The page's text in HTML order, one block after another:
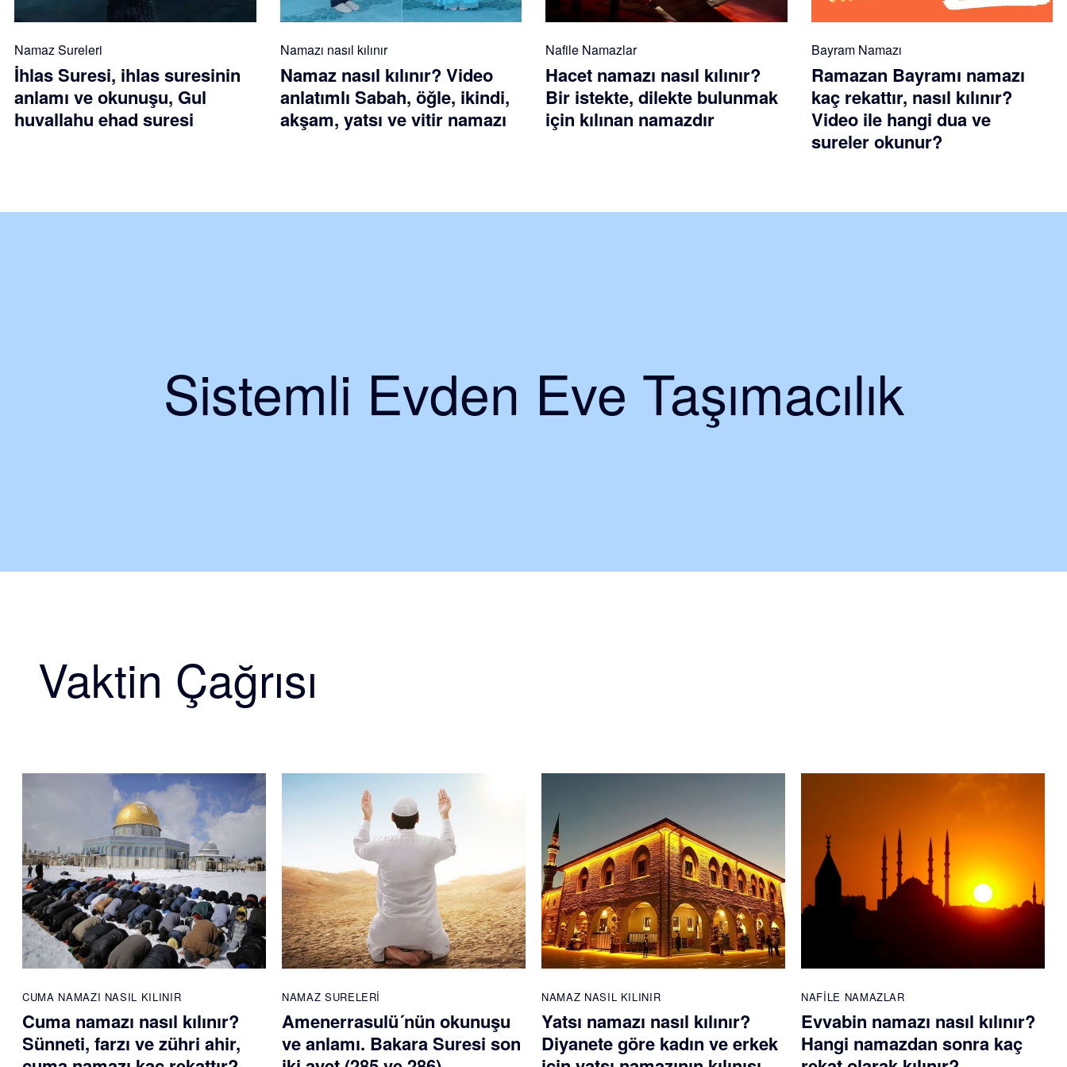
Namaz Sureleri
İhlas Suresi, ihlas suresinin
anlamı ve okunuşu, Gul
huvallahu ehad suresi
Namazı nasıl kılınır
Namaz nasıl kılınır? Video
anlatımlı Sabah, öğle, ikindi,
akşam, yatsı ve vitir namazı
Nafile Namazlar
Hacet namazı nasıl kılınır?
Bir istekte, dilekte bulunmak
için kılınan namazdır
Bayram Namazı
Ramazan Bayramı namazı
kaç rekattır, nasıl kılınır?
Video ile hangi dua ve
sureler okunur?
Sistemli Evden Eve Taşımacılık
Vaktin Çağrısı
CUMA NAMAZI NASIL KILINIR
Cuma namazı nasıl kılınır?
Sünneti, farzı ve zühri ahir,
NAMAZ SURELERI
Amenerrasulü´nün okunuşu
ve anlamı. Bakara Suresi son
NAMAZ NASIL KILINIR
Yatsı namazı nasıl kılınır?
Diyanete göre kadın ve erkek
NAFILE NAMAZLAR
Evvabin namazı nasıl kılınır?
Hangi namazdan sonra kaç